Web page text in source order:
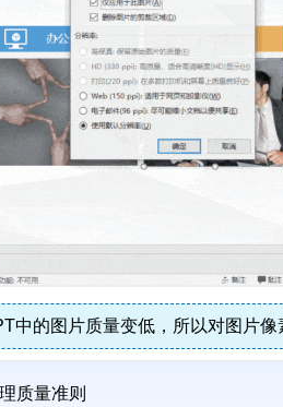
中的图片质量变低，所以对图片
质量准则